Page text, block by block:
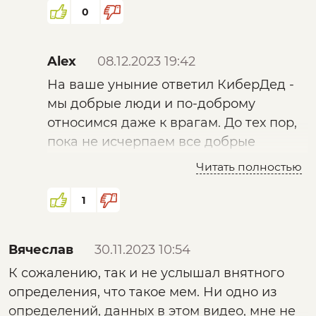
верблюд идёт, собака лает.... От констатации
формированию собственного видения.
0
Alex
08.12.2023 19:42
На ваше уныние ответил КиберДед -
мы добрые люди и по-доброму
относимся даже к врагам. До тех пор,
пока не исчерпаем все добрые
Читать полностью
1
Вячеслав
30.11.2023 10:54
К сожалению, так и не услышал внятного
определения, что такое мем. Ни одно из
определений, данных в этом видео, мне не